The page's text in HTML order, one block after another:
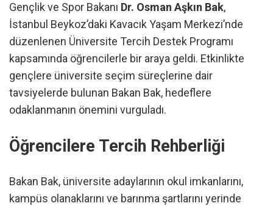
Gençlik ve Spor Bakanı Dr. Osman Aşkın Bak,
İstanbul Beykoz’daki Kavacık Yaşam Merkezi’nde
düzenlenen Üniversite Tercih Destek Programı
kapsamında öğrencilerle bir araya geldi. Etkinlikte
gençlere üniversite seçim süreçlerine dair
tavsiyelerde bulunan Bakan Bak, hedeflere
odaklanmanın önemini vurguladı.
Öğrencilere Tercih Rehberliği
Bakan Bak, üniversite adaylarının okul imkanlarını,
kampüs olanaklarını ve barınma şartlarını yerinde